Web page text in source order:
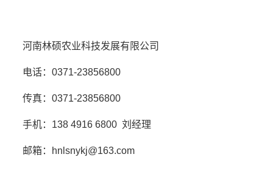
河南林硕农业科技发展有限公司
电话：0371-23856800
传真：0371-23856800
手机：138 4916 6800 刘经理
邮箱：hnlsnykj@163.com